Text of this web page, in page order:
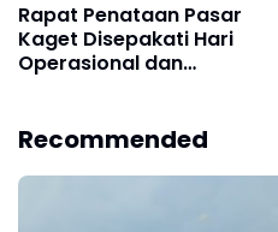
Rapat Penataan Pasar
Kaget Disepakati Hari
Operasional dan
Recommended